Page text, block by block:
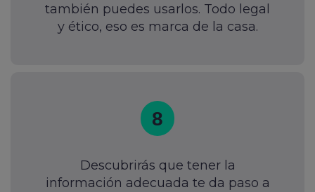
también puedes usarlos. Todo legal
y ético, eso es marca de la casa.
8
Descubrirás que tener la
información adecuada te da paso a